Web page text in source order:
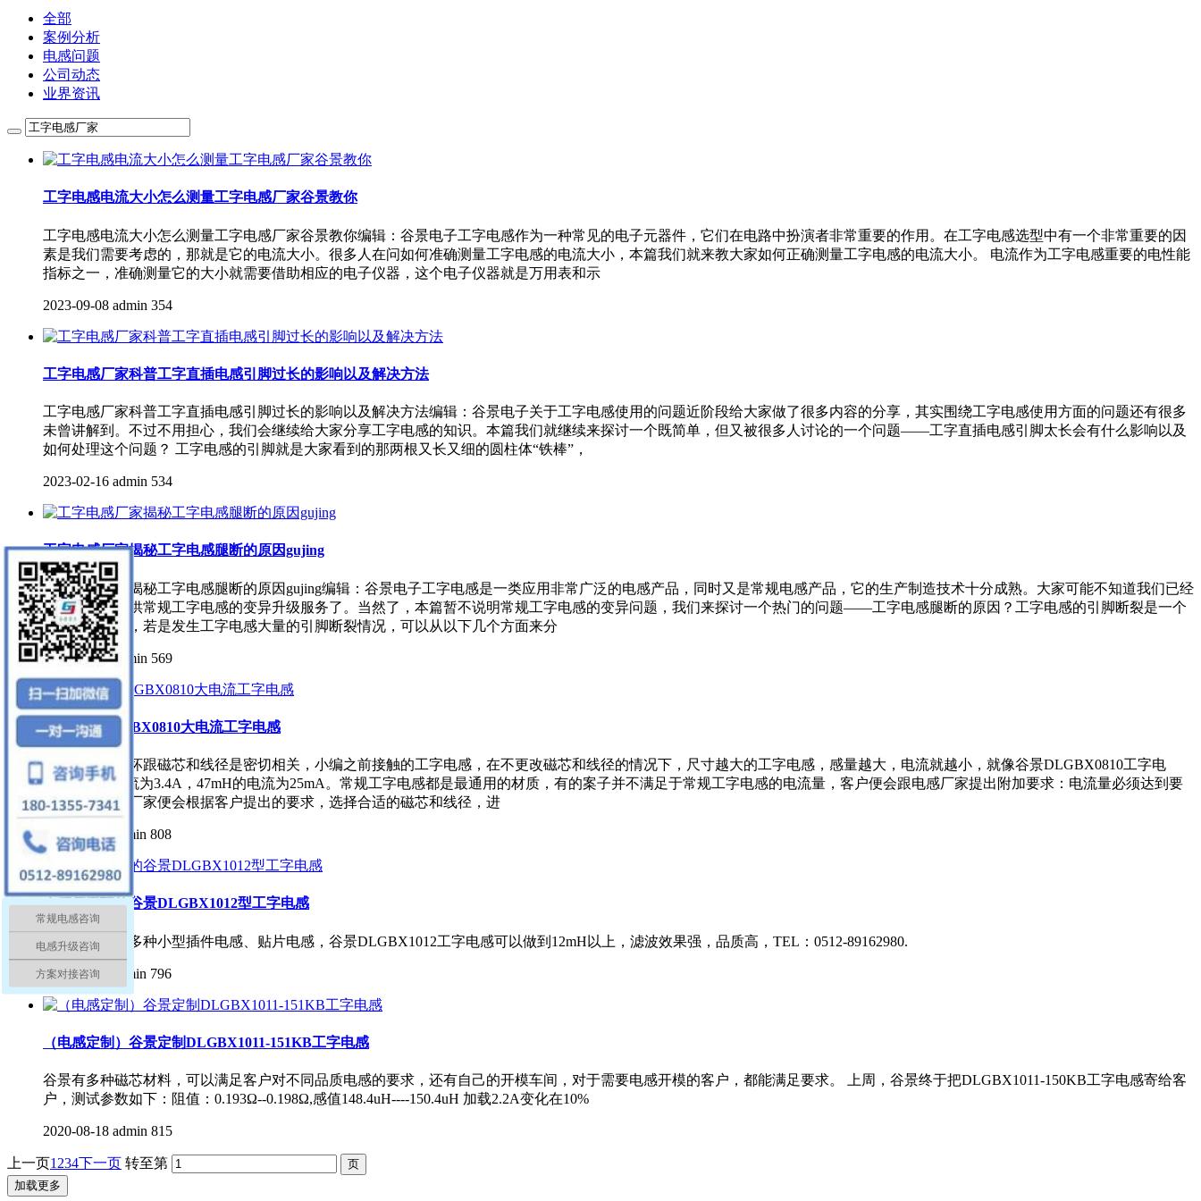
全部
案例分析
电感问题
公司动态
业界资讯
工字电感电流大小怎么测量工字电感厂家谷景教你
工字电感电流大小怎么测量工字电感厂家谷景教你编辑：谷景电子工字电感作为一种常见的电子元器件，它们在电路中扮演者非常重要的作用。在工字电感选型中有一个非常重要的因
素是我们需要考虑的，那就是它的电流大小。很多人在问如何准确测量工字电感的电流大小，本篇我们就来教大家如何正确测量工字电感的电流大小。 电流作为工字电感重要的电性能
指标之一，准确测量它的大小就需要借助相应的电子仪器，这个电子仪器就是万用表和示
2023-09-08 admin 354
工字电感厂家科普工字直插电感引脚过长的影响以及解决方法
工字电感厂家科普工字直插电感引脚过长的影响以及解决方法编辑：谷景电子关于工字电感使用的问题近阶段给大家做了很多内容的分享，其实围绕工字电感使用方面的问题还有很多
未曾讲解到。不过不用担心，我们会继续给大家分享工字电感的知识。本篇我们就继续来探讨一个既简单，但又被很多人讨论的一个问题——工字直插电感引脚太长会有什么影响以及
如何处理这个问题？ 工字电感的引脚就是大家看到的那两根又长又细的圆柱体“铁棒”，
2023-02-16 admin 534
工字电感厂家揭秘工字电感腿断的原因gujing
工字电感厂家揭秘工字电感腿断的原因gujing编辑：谷景电子工字电感是一类应用非常广泛的电感产品，同时又是常规电感产品，它的生产制造技术十分成熟。大家可能不知道我们已经
可以为客户提供常规工字电感的变异升级服务了。当然了，本篇暂不说明常规工字电感的变异问题，我们来探讨一个热门的问题——工字电感腿断的原因？工字电感的引脚断裂是一个
很严重的问题，若是发生工字电感大量的引脚断裂情况，可以从以下几个方面来分
2022-09-23 admin 569
谷景定制DLGBX0810大电流工字电感
工字电感的好坏跟磁芯和线径是密切相关，小编之前接触的工字电感，在不更改磁芯和线径的情况下，尺寸越大的工字电感，感量越大，电流就越小，就像谷景DLGBX0810工字电
感，1uH的电流为3.4A，47mH的电流为25mA。常规工字电感都是最通用的材质，有的案子并不满足于常规工字电感的电流量，客户便会跟电感厂家提出附加要求：电流量必须达到要
求。谷景电感厂家便会根据客户提出的要求，选择合适的磁芯和线径，进
2020-11-06 admin 808
大感值平顶的谷景DLGBX1012型工字电感
谷景电子生产多种小型插件电感、贴片电感，谷景DLGBX1012工字电感可以做到12mH以上，滤波效果强，品质高，TEL：0512-89162980.
2020-09-11 admin 796
（电感定制）谷景定制DLGBX1011-151KB工字电感
谷景有多种磁芯材料，可以满足客户对不同品质电感的要求，还有自己的开模车间，对于需要电感开模的客户，都能满足要求。 上周，谷景终于把DLGBX1011-150KB工字电感寄给客
户，测试参数如下：阻值：0.193Ω--0.198Ω,感值148.4uH----150.4uH 加载2.2A变化在10%
2020-08-18 admin 815
上一页1 234下一页 转至第
加载更多
常规电感咨询
电感升级咨询
方案对接咨询